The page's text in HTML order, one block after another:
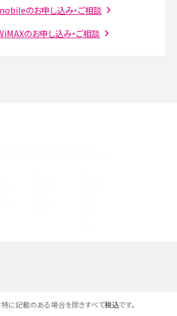
と、注意点や届かない時の対処法を解説
？所持率やメリット・デメリットを詳しく紹介
のお申し込み・ご相談
のお申し込み・ご相談
に記載のある場合を除きすべて税込です。